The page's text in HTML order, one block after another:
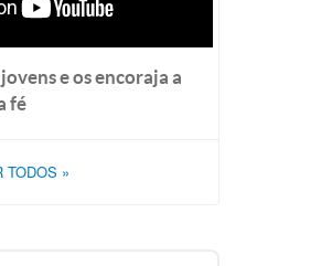
e os encoraja a
fé
TODOS »